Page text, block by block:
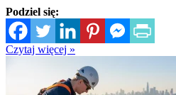
Podziel się:
Czytaj więcej »